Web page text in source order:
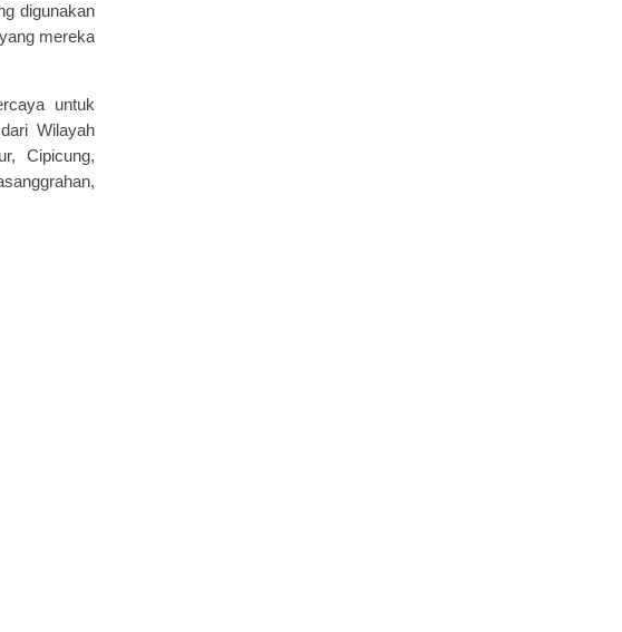
digunakan
mereka
untuk
Wilayah
Cipicung,